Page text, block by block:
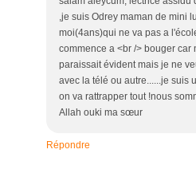
,je suis Odrey maman de mini
moi(4ans)qui ne va pas a
commence a <br /> bouger car
paraissait évident mais je ne
avec la télé ou autre......je suis
on va rattrapper tout !nous
Allah ouki ma sœur
Répondre